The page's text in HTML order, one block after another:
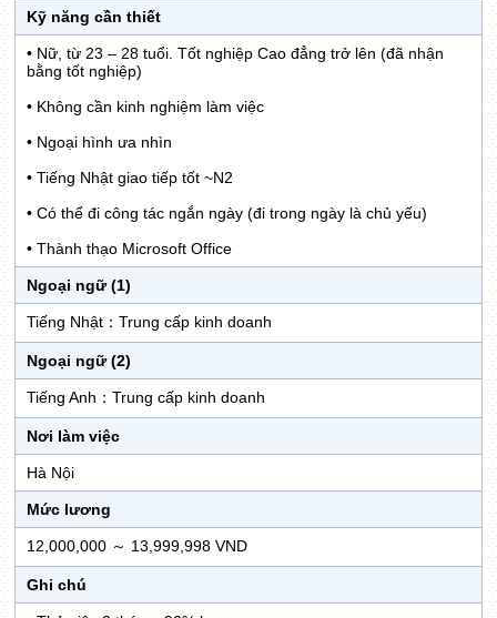
Kỹ năng cần thiết
• Nữ, từ 23 – 28 tuổi. Tốt nghiệp Cao đẳng trở lên (đã nhận
bằng tốt nghiệp)
• Không cần kinh nghiệm làm việc
• Ngoại hình ưa nhìn
• Tiếng Nhật giao tiếp tốt ~N2
• Có thể đi công tác ngắn ngày (đi trong ngày là chủ yếu)
• Thành thạo Microsoft Office
Ngoại ngữ (1)
Tiếng Nhật：Trung cấp kinh doanh
Ngoại ngữ (2)
Tiếng Anh：Trung cấp kinh doanh
Nơi làm việc
Hà Nội
Mức lương
12,000,000 ～ 13,999,998 VND
Ghi chú